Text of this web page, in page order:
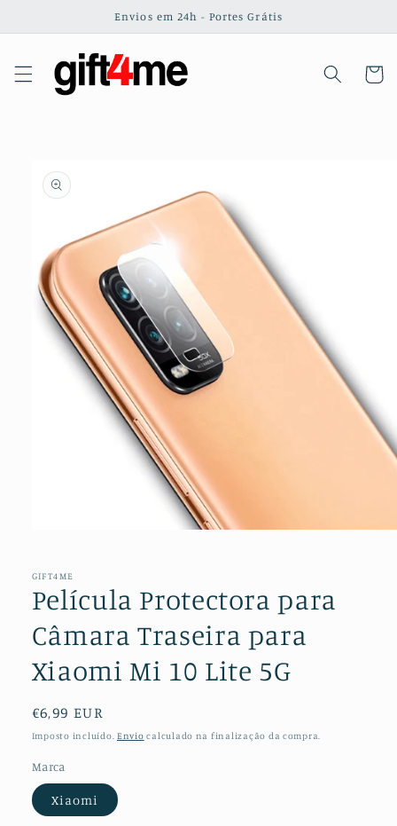
conteúdo
Envios em 24h - Portes Grátis
informação
do produto
1
modal
GIFT4ME
Película Protectora para
Câmara Traseira para
Xiaomi Mi 10 Lite 5G
Preço
normal
€6,99 EUR
Imposto incluído. Envio calculado na finalização da compra.
Marca
Xiaomi